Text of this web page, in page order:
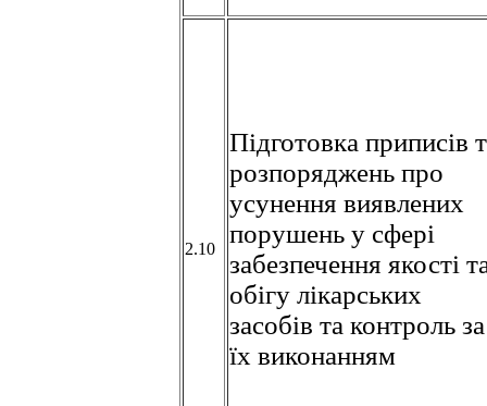
2.10
Підготовка приписів
розпоряджень про
усунення виявлених
порушень у сфері
забезпечення якості
обігу лікарських
засобів та контроль за
їх виконанням